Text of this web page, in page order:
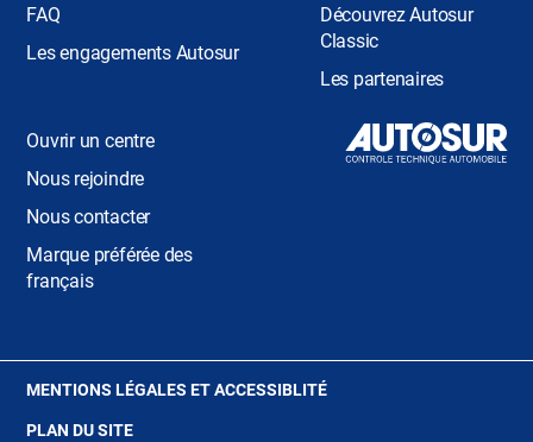
FAQ
Les engagements Autosur
Découvrez Autosur
Classic
Les partenaires
Ouvrir un centre
Nous rejoindre
Nous contacter
Marque préférée des
français
MENTIONS LÉGALES ET ACCESSIBLITÉ(OUVRE
PLAN DU SITE